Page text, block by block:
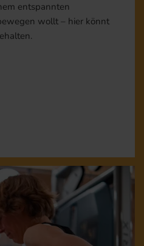
entspannten
wollt – hier könnt